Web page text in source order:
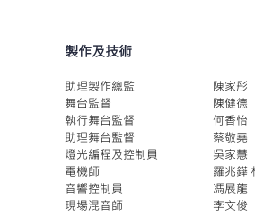
製作及技術
助理製作總監
舞台監督
執行舞台監督
助理舞台監督
燈光編程及控制員
電機師
音響控制員
現場混音師
陳家彤
陳健德
何香怡
蔡敬堯
吳家慧
羅兆鏵
馮展龍
李文俊